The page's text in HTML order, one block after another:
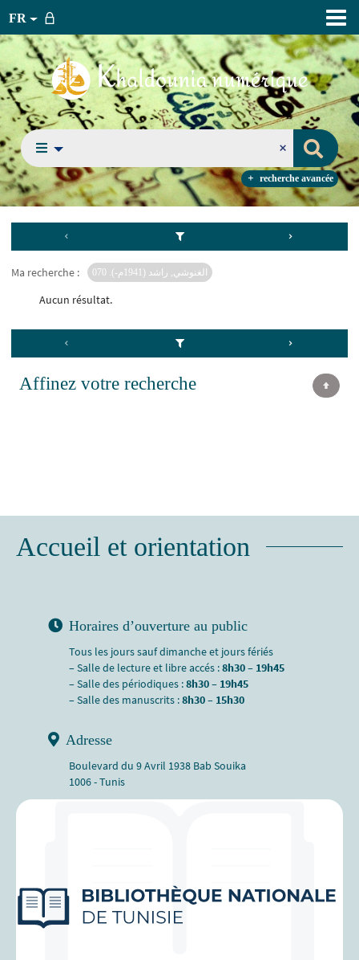
FR
recherche avancée
Ma recherche : الغنوشي, راشد (1941م-). 070
Aucun résultat.
Affinez votre recherche
Accueil et orientation
Horaires d’ouverture au public
Tous les jours sauf dimanche et jours fériés
– Salle de lecture et libre accés :8h30 – 19h45
– Salle des périodiques :8h30 – 19h45
– Salle des manuscrits :8h30 – 15h30
Adresse
Boulevard du 9 Avril 1938 Bab Souika
1006 - Tunis